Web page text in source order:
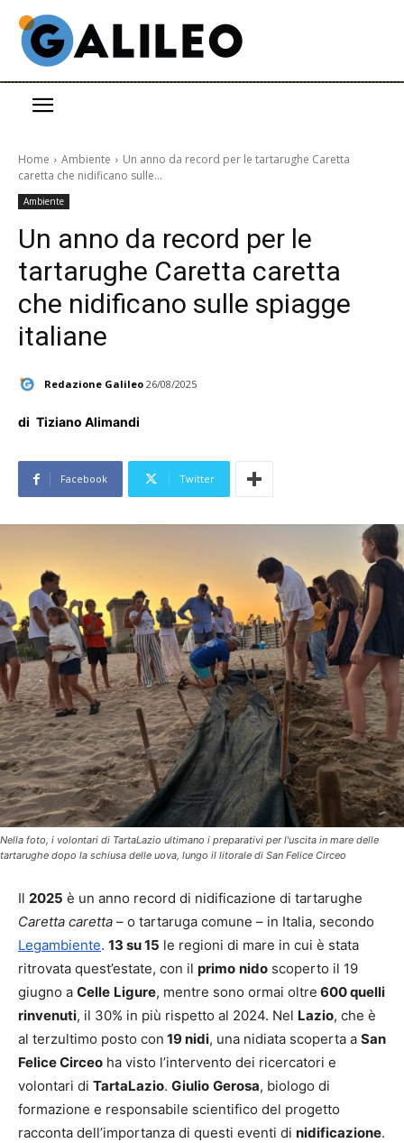
Home Ambiente
Un anno da record per le tartarughe Caretta
caretta che nidificano sulle...
Ambiente
Un anno da record per le
tartarughe Caretta caretta
che nidificano sulle spiagge
italiane
Redazione Galileo 26/08/2025
di Tiziano Alimandi
Facebook Twitter
Nella foto, i volontari di TartaLazio ultimano i preparativi per l'uscita in mare delle
tartarughe dopo la schiusa delle uova, lungo il litorale di San Felice Circeo
Il 2025 è un anno record di nidificazione di tartarughe
Caretta caretta – o tartaruga comune – in Italia, secondo
Legambiente. 13 su 15 le regioni di mare in cui è stata
ritrovata quest’estate, con il primo nido scoperto il 19
giugno a Celle Ligure, mentre sono ormai oltre 600 quelli
rinvenuti, il 30% in più rispetto al 2024. Nel Lazio, che è
al terzultimo posto con 19 nidi, una nidiata scoperta a San
Felice Circeo ha visto l’intervento dei ricercatori e
volontari di TartaLazio. Giulio Gerosa, biologo di
formazione e responsabile scientifico del progetto
racconta dell’importanza di questi eventi di nidificazione.